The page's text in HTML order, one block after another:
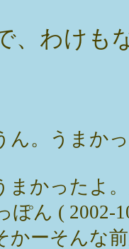
、わけも
ん。うまか
まかったよ
ぽん ( 2002-
かーそんな